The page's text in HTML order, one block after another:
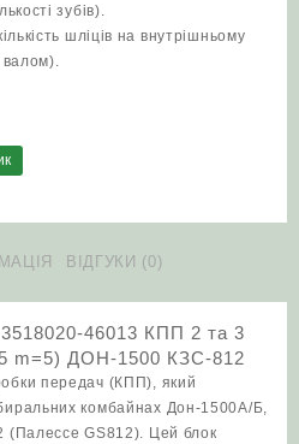
зубів).
шліців на внутрішньому
ВІДГУКИ (0)
46013 КПП 2 та 3
m=5) ДОН-1500 КЗС-812
передач (КПП), який
комбайнах Дон-1500А/Б,
GS812). Цей блок